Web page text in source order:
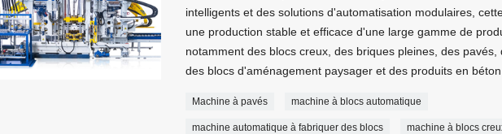
intelligents et des solutions d'automatisation modulaires,
une production stable et efficace d'une large gamme de
notamment des blocs creux, des briques pleines, des pavés,
des blocs d'aménagement paysager et des produits en
Machine à pavés machine à blocs automatique
machine automatique à fabriquer des blocs machine à blocs